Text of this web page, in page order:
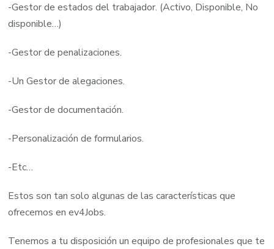
-Gestor de estados del trabajador. (Activo, Disponible, No
disponible…)
-Gestor de penalizaciones.
-Un Gestor de alegaciones.
-Gestor de documentación.
-Personalización de formularios.
-Etc…
Estos son tan solo algunas de las características que
ofrecemos en ev4Jobs.
Tenemos a tu disposición un equipo de profesionales que te